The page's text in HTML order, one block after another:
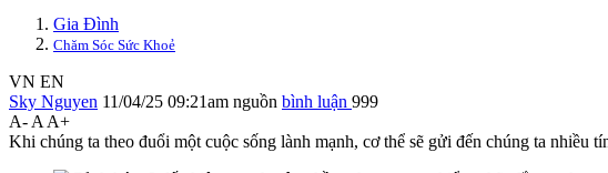
Gia Đình
Chăm Sóc Sức Khoẻ
VN EN
Sky Nguyen 11/04/25 09:21am nguồn bình luận 999
A- A A+
Khi chúng ta theo đuổi một cuộc sống lành mạnh, c‌ơ th‌ể sẽ gửi đến chúng ta nhiều